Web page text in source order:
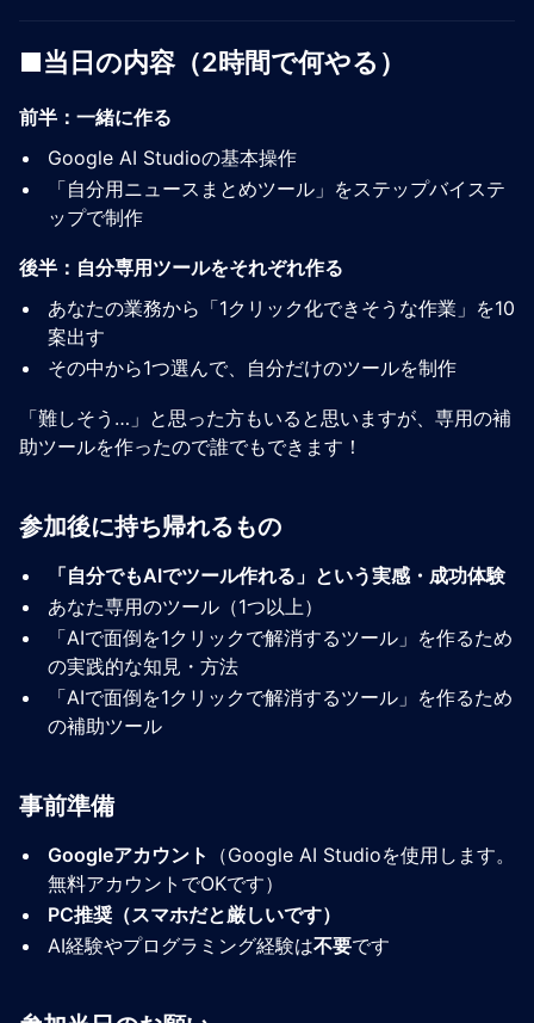
■当日の内容（2時間で何やる）
前半：一緒に作る
Google AI Studioの基本操作
「自分用ニュースまとめツール」をステップバイステ
ップで制作
後半：自分専用ツールをそれぞれ作る
あなたの業務から「1クリック化できそうな作業」を10
案出す
その中から1つ選んで、自分だけのツールを制作
「難しそう…」と思った方もいると思いますが、専用の補
助ツールを作ったので誰でもできます！
参加後に持ち帰れるもの
「自分でもAIでツール作れる」という実感・成功体験
あなた専用のツール（1つ以上）
「AIで面倒を1クリックで解消するツール」を作るため
の実践的な知見・方法
「AIで面倒を1クリックで解消するツール」を作るため
の補助ツール
事前準備
Googleアカウント
（Google AI Studioを使用します。
無料アカウントでOKです）
PC推奨（スマホだと厳しいです）
AI経験やプログラミング経験は不要です